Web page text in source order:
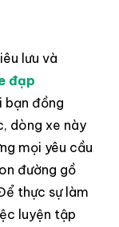
lưu và
đạp
bạn đồng
dòng xe này
mọi yêu cầu
đường gồ
thực sự làm
luyện tập